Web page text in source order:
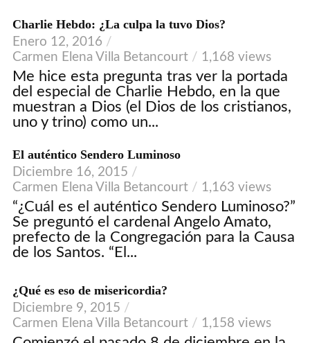
Charlie Hebdo: ¿La culpa la tuvo Dios?
Enero 12, 2016
Carmen Elena Villa Betancourt
1,168 views
Me hice esta pregunta tras ver la portada
del especial de Charlie Hebdo, en la que
muestran a Dios (el Dios de los cristianos,
uno y trino) como un...
El auténtico Sendero Luminoso
Diciembre 16, 2015
Carmen Elena Villa Betancourt
1,163 views
“¿Cuál es el auténtico Sendero Luminoso?”
Se preguntó el cardenal Angelo Amato,
prefecto de la Congregación para la Causa
de los Santos. “El...
¿Qué es eso de misericordia?
Diciembre 9, 2015
Carmen Elena Villa Betancourt
1,158 views